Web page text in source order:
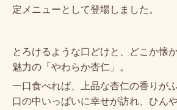
定メニューとして登場しました。
とろけるような口どけと、どこか懐
魅力の「やわらか杏仁」。
一口食べれば、上品な杏仁の香りが
口の中いっぱいに幸せが訪れ、ひん